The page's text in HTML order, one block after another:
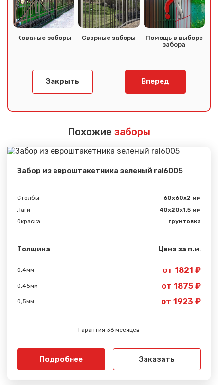
Кованые заборы Сварные заборы
Помощь в выборе
забора
Закрыть Вперед
Похожие заборы
Забор из евроштакетника зеленый ral6005
Столбы
60х60х2 мм
Лаги
40х20х1,5 мм
Окраска
грунтовка
Толщина Цена за п.м.
0,4мм от 1821 ₽
0,45мм от 1875 ₽
0,5мм от 1923 ₽
Гарантия 36 месяцев
Подробнее Заказать